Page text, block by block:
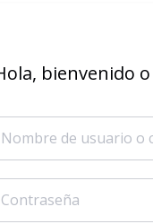
bienvenido